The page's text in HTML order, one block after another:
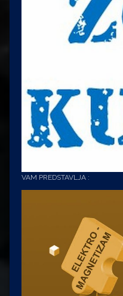
VAM PREDSTAVLJA :